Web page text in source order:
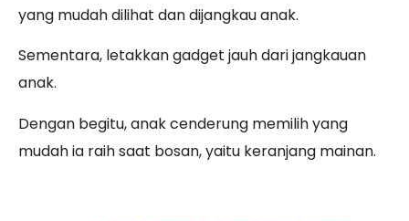
yang mudah dilihat dan dijangkau anak.
Sementara, letakkan gadget jauh dari jangkauan
anak.
Dengan begitu, anak cenderung memilih yang
mudah ia raih saat bosan, yaitu keranjang mainan.